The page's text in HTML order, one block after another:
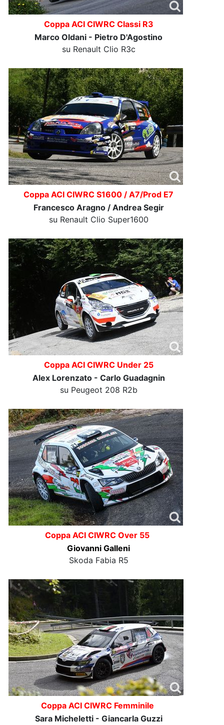
Coppa ACI CIWRC Classi R3
Marco Oldani - Pietro D'Agostino
su Renault Clio R3c
Coppa ACI CIWRC S1600 / A7/Prod E7
Francesco Aragno / Andrea Segir
su Renault Clio Super1600
Coppa ACI CIWRC Under 25
Alex Lorenzato - Carlo Guadagnin
su Peugeot 208 R2b
Coppa ACI CIWRC Over 55
Giovanni Galleni
Skoda Fabia R5
Coppa ACI CIWRC Femminile
Sara Micheletti - Giancarla Guzzi